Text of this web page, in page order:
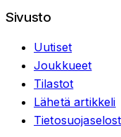
Sivusto
Uutiset
Joukkueet
Tilastot
Lähetä artikkeli